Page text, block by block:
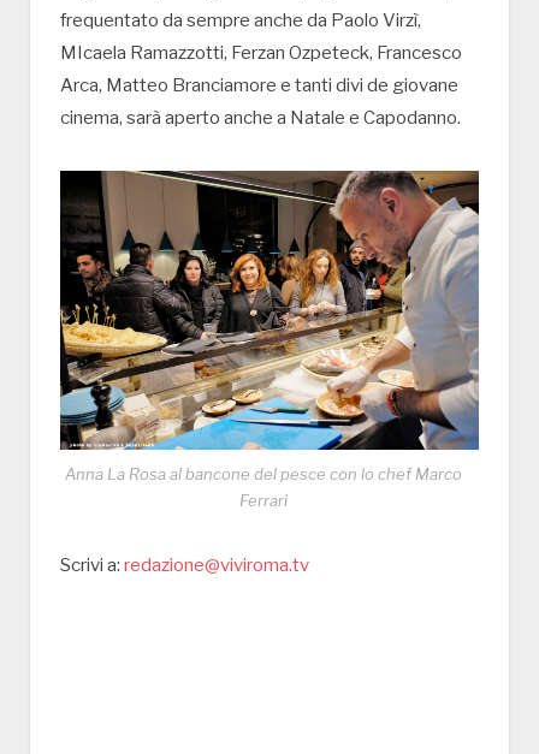
frequentato da sempre anche da Paolo Virzì,
MIcaela Ramazzotti, Ferzan Ozpeteck, Francesco
Arca, Matteo Branciamore e tanti divi de giovane
cinema, sarà aperto anche a Natale e Capodanno.
Anna La Rosa al bancone del pesce con lo chef Marco
Ferrari
Scrivi a: redazione@viviroma.tv